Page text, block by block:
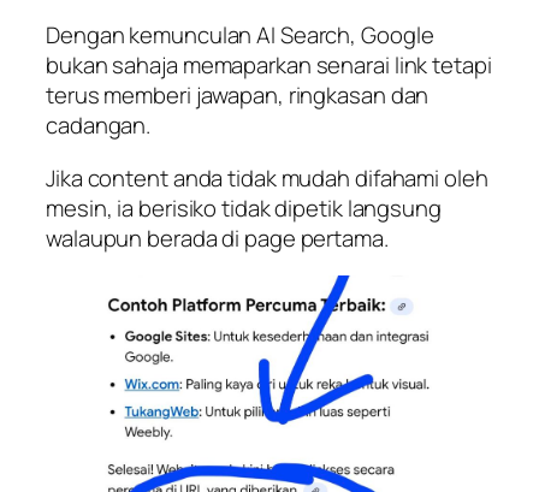
Dengan kemunculan AI Search, Google
bukan sahaja memaparkan senarai link tetapi
terus memberi jawapan, ringkasan dan
cadangan.
Jika content anda tidak mudah difahami oleh
mesin, ia berisiko tidak dipetik langsung
walaupun berada di page pertama.